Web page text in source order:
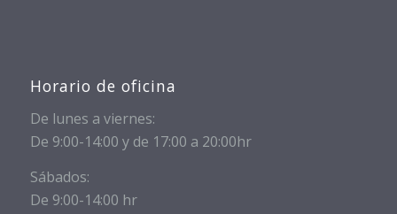
Horario de oficina
De lunes a viernes:
De 9:00-14:00 y de 17:00 a 20:00hr
Sábados:
De 9:00-14:00 hr